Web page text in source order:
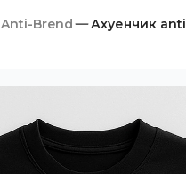
Anti-Brend Ахуенчик